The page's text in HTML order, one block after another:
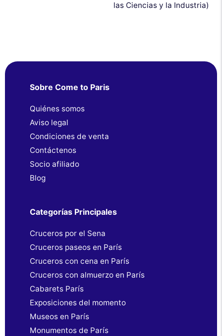
las Ciencias y la Industria)
Sobre Come to Paris
Quiénes somos
Aviso legal
Condiciones de venta
Contáctenos
Socio afiliado
Blog
Categorías Principales
Cruceros por el Sena
Cruceros paseos en París
Cruceros con cena en París
Cruceros con almuerzo en París
Cabarets París
Exposiciones del momento
Museos en París
Monumentos de París